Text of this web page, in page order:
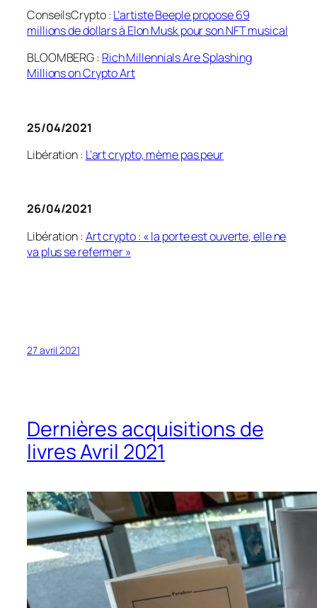
ConseilsCrypto: L’artisteBeeplepropose 69
millions de dollars à Elon Musk pour son NFT musical
BLOOMBERG : RichMillennialsAreSplashing
Millions on Crypto Art
25/04/2021
Libération : L’art crypto, mème pas peur
26/04/2021
Libération : Art crypto : « la porte est ouverte, elle ne
va plus se refermer »
27 avril 2021
Dernières acquisitions de
livres Avril 2021